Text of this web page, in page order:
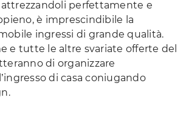
attrezzandoli perfettamente e
è imprescindibile la
ingressi di grande qualità.
e tutte le altre svariate offerte del
di organizzare
di casa coniugando